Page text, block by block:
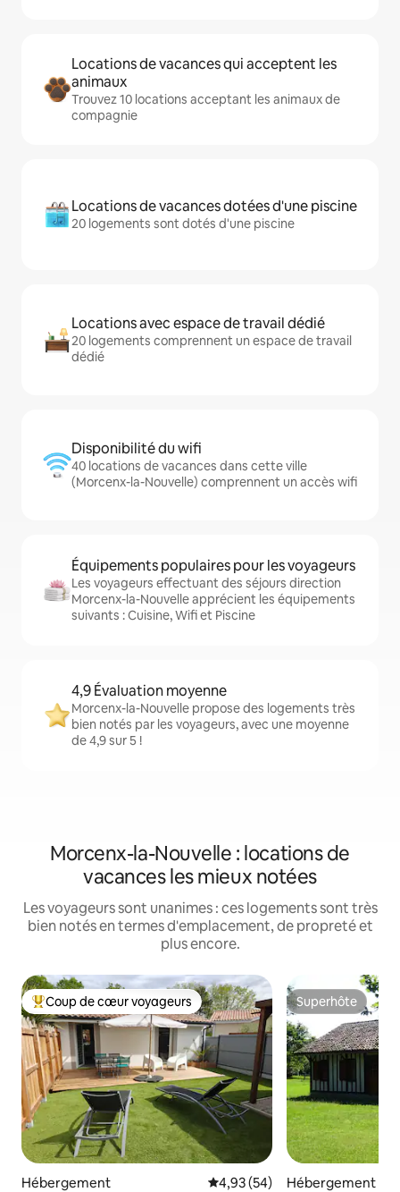
Locations de vacances qui acceptent les
animaux
Trouvez 10 locations acceptant les animaux de
compagnie
Locations de vacances dotées d'une piscine
20 logements sont dotés d'une piscine
Locations avec espace de travail dédié
20 logements comprennent un espace de travail
dédié
Disponibilité du wifi
40 locations de vacances dans cette ville
(Morcenx-la-Nouvelle) comprennent un accès wifi
Équipements populaires pour les voyageurs
Les voyageurs effectuant des séjours direction
Morcenx-la-Nouvelle apprécient les équipements
suivants : Cuisine, Wifi et Piscine
4,9 Évaluation moyenne
Morcenx-la-Nouvelle propose des logements très
bien notés par les voyageurs, avec une moyenne
de 4,9 sur 5 !
Morcenx-la-Nouvelle : locations de
vacances les mieux notées
Les voyageurs sont unanimes : ces logements sont très
bien notés en termes d'emplacement, de propreté et
plus encore.
Coups de cœur voyageurs les plus appréciés
Coup de cœur voyageurs
Hébergement Évaluation moyenne sur la
4,93 (54)
Superhôte
Superhôte
Hébergement